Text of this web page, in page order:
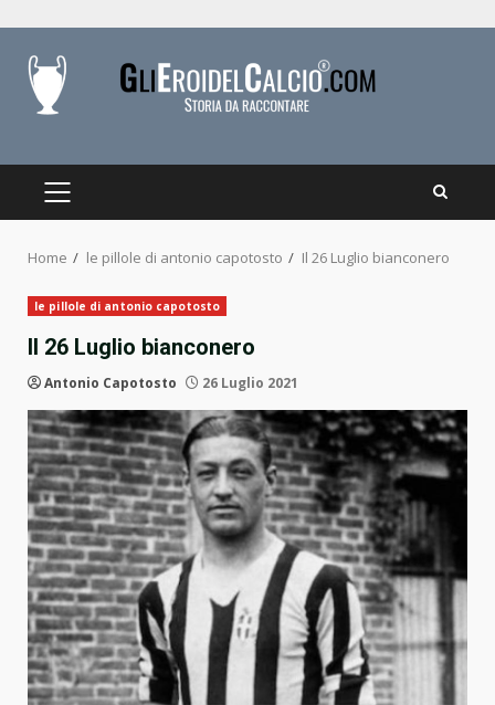
content
PRIMARY
Home le pillole di antonio capotosto Il 26 Luglio bianconero
le pillole di antonio capotosto
Il 26 Luglio bianconero
Antonio Capotosto 26 Luglio 2021